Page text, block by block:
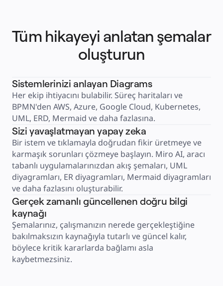
Ürün Yönetimi
Tasarım ve UX
Mühendislik
Ürün Liderliği ve Operasyonlar
Operasyonlar
Stratejik Girişime Göre
Ürün Operasyon Sistemi
Yapay Zeka Dönüşümü
Çalışma Yöntemleri Dönüşümü
Dijital Çalışan Deneyimi
Müşteri Deneyimi ve Hizmet Tasarımı
Bulut ve Yazılım Dönüşümü
Kaynaklar
Öğrenme
Müşteri Hikayeleri
Academy
Webinarlar
Reforge Learning
Topluluk ve Destek
Yardım Merkezi
Etkinlikler
Topluluk
Blog
Ortaklar ve Hizmetler
Çözüm Ortakları
Fiyatlar
Tüm hikayeyi anlatan şemalar
oluşturun
Sistemlerinizi anlayan Diagrams
Her ekip ihtiyacını bulabilir. Süreç haritaları ve
BPMN'den AWS, Azure, Google Cloud, Kubernetes,
UML, ERD, Mermaid ve daha fazlasına.
Sizi yavaşlatmayan yapay zeka
Bir istem ve tıklamayla doğrudan fikir üretmeye ve
karmaşık sorunları çözmeye başlayın. Miro AI, aracı
tabanlı uygulamalarınızdan akış şemaları, UML
diyagramları, ER diyagramları, Mermaid diyagramları
ve daha fazlasını oluşturabilir.
Gerçek zamanlı güncellenen doğru bilgi
kaynağı
Şemalarınız, çalışmanızın nerede gerçekleştiğine
bakılmaksızın kaynağıyla tutarlı ve güncel kalır,
böylece kritik kararlarda bağlamı asla
kaybetmezsiniz.